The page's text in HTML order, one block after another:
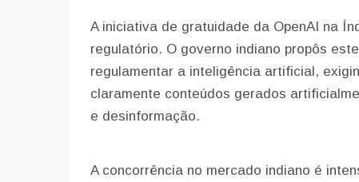
A iniciativa de gratuidade da OpenAI na
regulatório. O governo indiano propôs
regulamentar a inteligência artificial,
claramente conteúdos gerados
e desinformação.
A concorrência no mercado indiano é